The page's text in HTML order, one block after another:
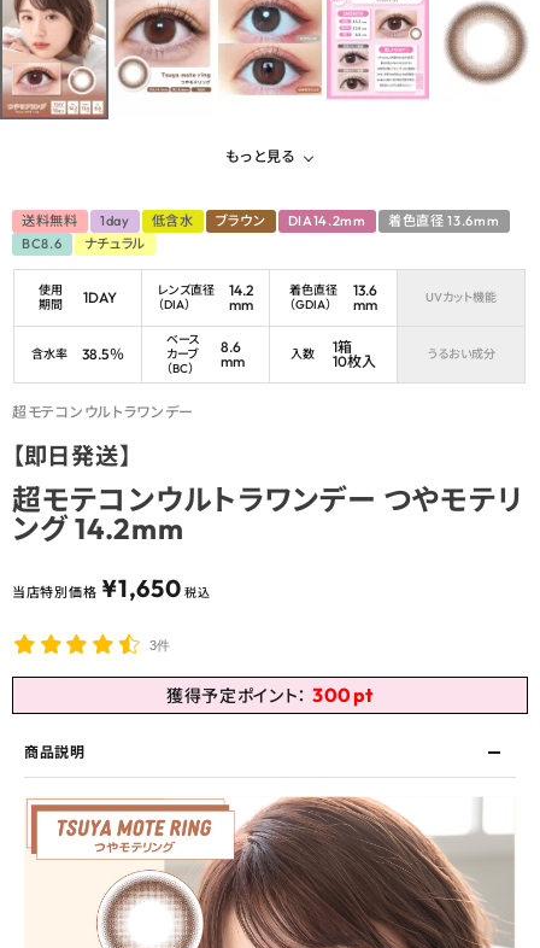
もっと見る
送料無料 1day 低含水 ブラウン DIA14.2mm
着色直径 13.6mm
BC8.6
ナチュラル
使用
期間
1DAY
レンズ直径
（DIA）
14.2
mm
着色直径
（GDIA）
13.6
mm
UVカット機能
含水率 38.5％
ベース
カーブ
（BC）
8.6
mm
入数
1箱
10枚入
うるおい成分
超モテコンウルトラワンデー
【即日発送】
超モテコンウルトラワンデー つやモテリ
ング 14.2mm
当店特別価格 ¥1,650 税込
3件
獲得予定ポイント： 300pt
商品説明